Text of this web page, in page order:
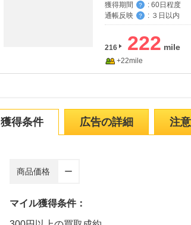
獲得期間
？ : 60日程度
通帳反映
？ : ３日以内
216 222
+22mile
獲得条件 広告の詳細 注
商品価格 ー
マイル獲得条件：